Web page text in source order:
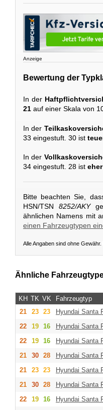
Anzeige
Bewertung der
In der
21 auf einer Skala von
In der
33 eingestuft. 30 ist
In der
34 eingestuft. 28 ist
Bitte beachten Sie,
HSN/TSN 8252/AKY
ähnlichen Namens mit
einen Fahrzeugtypen
Alle Angaben sind ohne
Ähnliche
KH TK VK Fahrzeugtyp
21
23 23 Hyundai Santa
22
19 16 Hyundai Santa
22
19 16 Hyundai Santa
21
30 28 Hyundai Santa
21
23 23 Hyundai Santa
21
30 28 Hyundai Santa
22
19 16 Hyundai Santa